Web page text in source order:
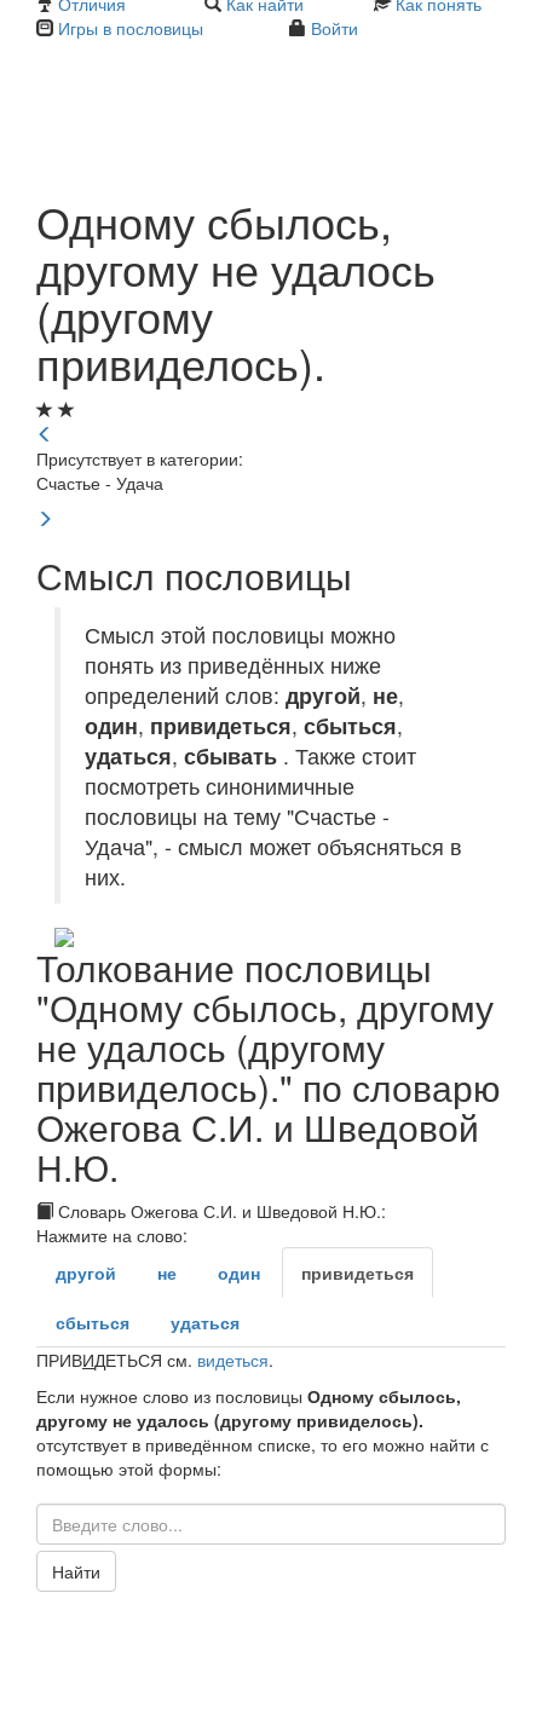
Игры в пословицы
Войти
Одному сбылось,
другому не удалось
(другому
привиделось).
Присутствует в категории:
Счастье - Удача
Смысл пословицы
Смысл этой пословицы можно
понять из приведённых ниже
определений слов: другой, не,
один, привидеться, сбыться,
удаться, сбывать . Также стоит
посмотреть синонимичные
пословицы на тему "Счастье -
Удача", - смысл может объясняться в
них.
Толкование пословицы
"Одному сбылось, другому
не удалось (другому
привиделось)." по словарю
Ожегова С.И. и Шведовой
Н.Ю.
Словарь Ожегова С.И. и Шведовой Н.Ю.:
Нажмите на слово:
другой
не один привидеться
сбыться
удаться
ПРИВИДЕТЬСЯ см. видеться.
Если нужное слово из пословицы Одному сбылось,
другому не удалось (другому привиделось).
отсутствует в приведённом списке, то его можно найти с
помощью этой формы:
Найти